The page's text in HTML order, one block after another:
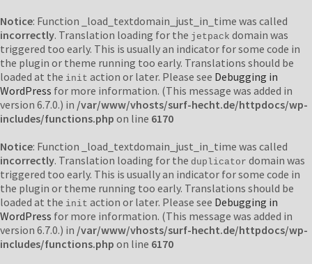
Notice: Function _load_textdomain_just_in_time was called
incorrectly. Translation loading for the jetpack domain was
triggered too early. This is usually an indicator for some code in
the plugin or theme running too early. Translations should be
loaded at the init action or later. Please see Debugging in
WordPress for more information. (This message was added in
version 6.7.0.) in /var/www/vhosts/surf-hecht.de/httpdocs/wp-
includes/functions.php on line 6170
Notice: Function _load_textdomain_just_in_time was called
incorrectly. Translation loading for the duplicator domain was
triggered too early. This is usually an indicator for some code in
the plugin or theme running too early. Translations should be
loaded at the init action or later. Please see Debugging in
WordPress for more information. (This message was added in
version 6.7.0.) in /var/www/vhosts/surf-hecht.de/httpdocs/wp-
includes/functions.php on line 6170